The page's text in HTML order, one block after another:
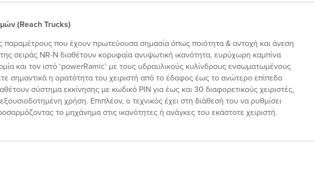
(Reach Trucks)
παραμέτρους που έχουν πρωτεύουσα σημασία όπως ποιότητα & αντοχή και άνεση
σειράς NR-N διαθέτουν κορυφαία ανυψωτική ικανότητα, ευρύχωρη καμπίνα
και τον ιστό ‘powerRamic’ με τους υδραυλικούς κυλίνδρους ενσωματωμένους
σημαντικά η ορατότητα του χειριστή από το έδαφος έως το ανώτερο επίπεδο
σύστημα εκκίνησης με κωδικό ΡΙΝ για έως και 30 διαφορετικούς χειριστές,
χρήση. Επιπλέον, ο τεχνικός έχει στη διάθεσή του να ρυθμίσει
το μηχάνημα στις ικανότητες ή ανάγκες του εκάστοτε χειριστή.